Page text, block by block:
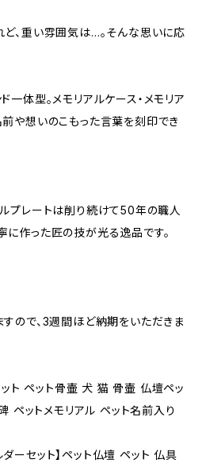
、重い雰囲気は…。そんな思いに応
一体型。メモリアルケース・メモリア
や想いのこもった言葉を刻印でき
プレートは削り続けて50年の職人
作った匠の技が光る逸品です。
ので、3週間ほど納期をいただきま
ット ペット骨壷 犬 猫 骨壷 仏壇ペッ
ペットメモリアル ペット名前入り
ーセット】ペット仏壇 ペット 仏具